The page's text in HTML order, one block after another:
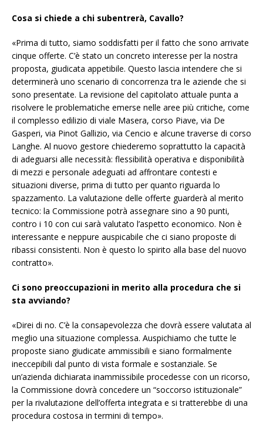
Cosa si chiede a chi subentrerà, Cavallo?
«Prima di tutto, siamo soddisfatti per il fatto che sono arrivate
cinque offerte. C’è stato un concreto interesse per la nostra
proposta, giudicata appetibile. Questo lascia intendere che si
determinerà uno scenario di concorrenza tra le aziende che si
sono presentate. La revisione del capitolato attuale punta a
risolvere le problematiche emerse nelle aree più critiche, come
il complesso edilizio di viale Masera, corso Piave, via De
Gasperi, via Pinot Gallizio, via Cencio e alcune traverse di corso
Langhe. Al nuovo gestore chiederemo soprattutto la capacità
di adeguarsi alle necessità: flessibilità operativa e disponibilità
di mezzi e personale adeguati ad affrontare contesti e
situazioni diverse, prima di tutto per quanto riguarda lo
spazzamento. La valutazione delle offerte guarderà al merito
tecnico: la Commissione potrà assegnare sino a 90 punti,
contro i 10 con cui sarà valutato l’aspetto economico. Non è
interessante e neppure auspicabile che ci siano proposte di
ribassi consistenti. Non è questo lo spirito alla base del nuovo
contratto».
Ci sono preoccupazioni in merito alla procedura che si
sta avviando?
«Direi di no. C’è la consapevolezza che dovrà essere valutata al
meglio una situazione complessa. Auspichiamo che tutte le
proposte siano giudicate ammissibili e siano formalmente
ineccepibili dal punto di vista formale e sostanziale. Se
un’azienda dichiarata inammissibile procedesse con un ricorso,
la Commissione dovrà concedere un “soccorso istituzionale”
per la rivalutazione dell’offerta integrata e si tratterebbe di una
procedura costosa in termini di tempo».